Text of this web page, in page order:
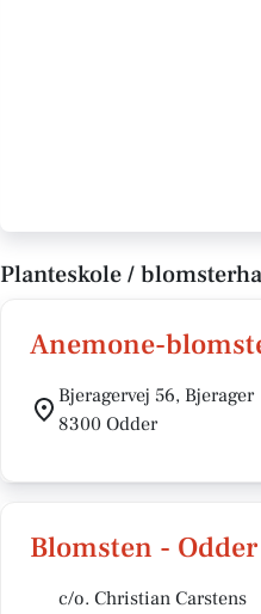
Planteskole /
Anemone-
Bjeragervej 56, Bjerager
8300 Odder
Blomsten -
c/o. Christian Carstens